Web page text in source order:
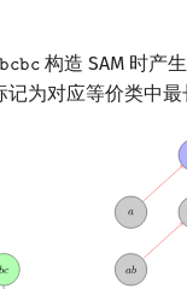
𝚋𝚌𝚋𝚌构造 SAM 时产
记为对应等价类中最